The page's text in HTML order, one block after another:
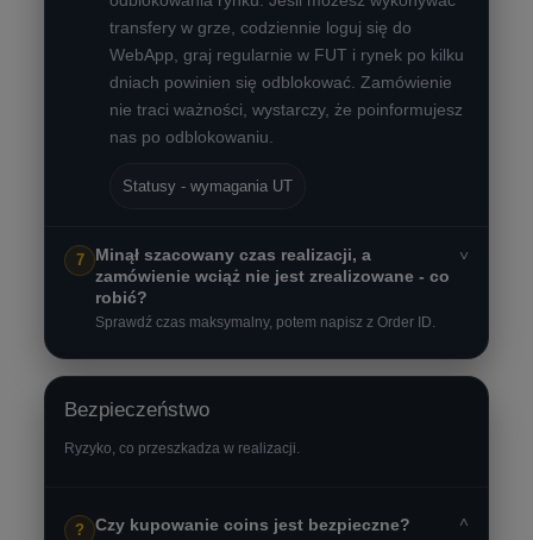
transfery w grze, codziennie loguj się do
WebApp, graj regularnie w FUT i rynek po kilku
dniach powinien się odblokować. Zamówienie
nie traci ważności, wystarczy, że poinformujesz
nas po odblokowaniu.
Statusy - wymagania UT
7
Minął szacowany czas realizacji, a
zamówienie wciąż nie jest zrealizowane - co
robić?
Sprawdź czas maksymalny, potem napisz z Order ID.
˅
Bezpieczeństwo
Ryzyko, co przeszkadza w realizacji.
? Czy kupowanie coins jest bezpieczne? ˅